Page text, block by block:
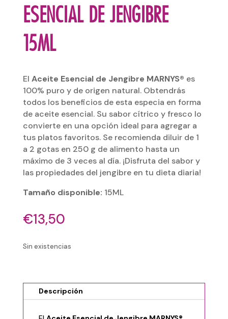
ESENCIAL DE JENGIBRE
15ML
El Aceite Esencial de Jengibre MARNYS® es
100% puro y de origen natural. Obtendrás
todos los beneficios de esta especia en forma
de aceite esencial. Su sabor cítrico y fresco lo
convierte en una opción ideal para agregar a
tus platos favoritos. Se recomienda diluir de 1
a 2 gotas en 250 g de alimento hasta un
máximo de 3 veces al día. ¡Disfruta del sabor y
las propiedades del jengibre en tu dieta diaria!
Tamaño disponible: 15ML
€13,50
Sin existencias
Descripción